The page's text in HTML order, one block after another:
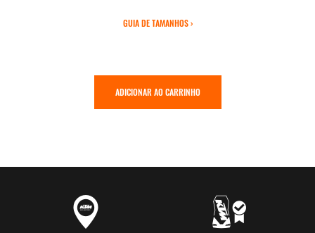
GUIA DE TAMANHOS ›
ADICIONAR AO CARRINHO